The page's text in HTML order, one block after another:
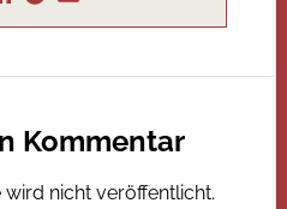
Kommentar
nicht veröffentlicht.